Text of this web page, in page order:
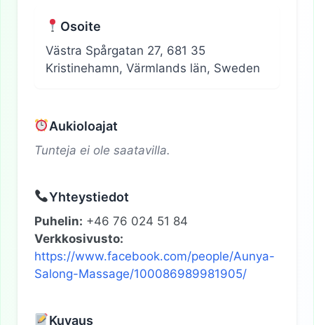
Osoite
Västra Spårgatan 27, 681 35
Kristinehamn, Värmlands län, Sweden
Aukioloajat
Tunteja ei ole saatavilla.
Yhteystiedot
Puhelin: +46 76 024 51 84
Verkkosivusto:
https://www.facebook.com/people/Aunya-
Salong-Massage/100086989981905/
Kuvaus